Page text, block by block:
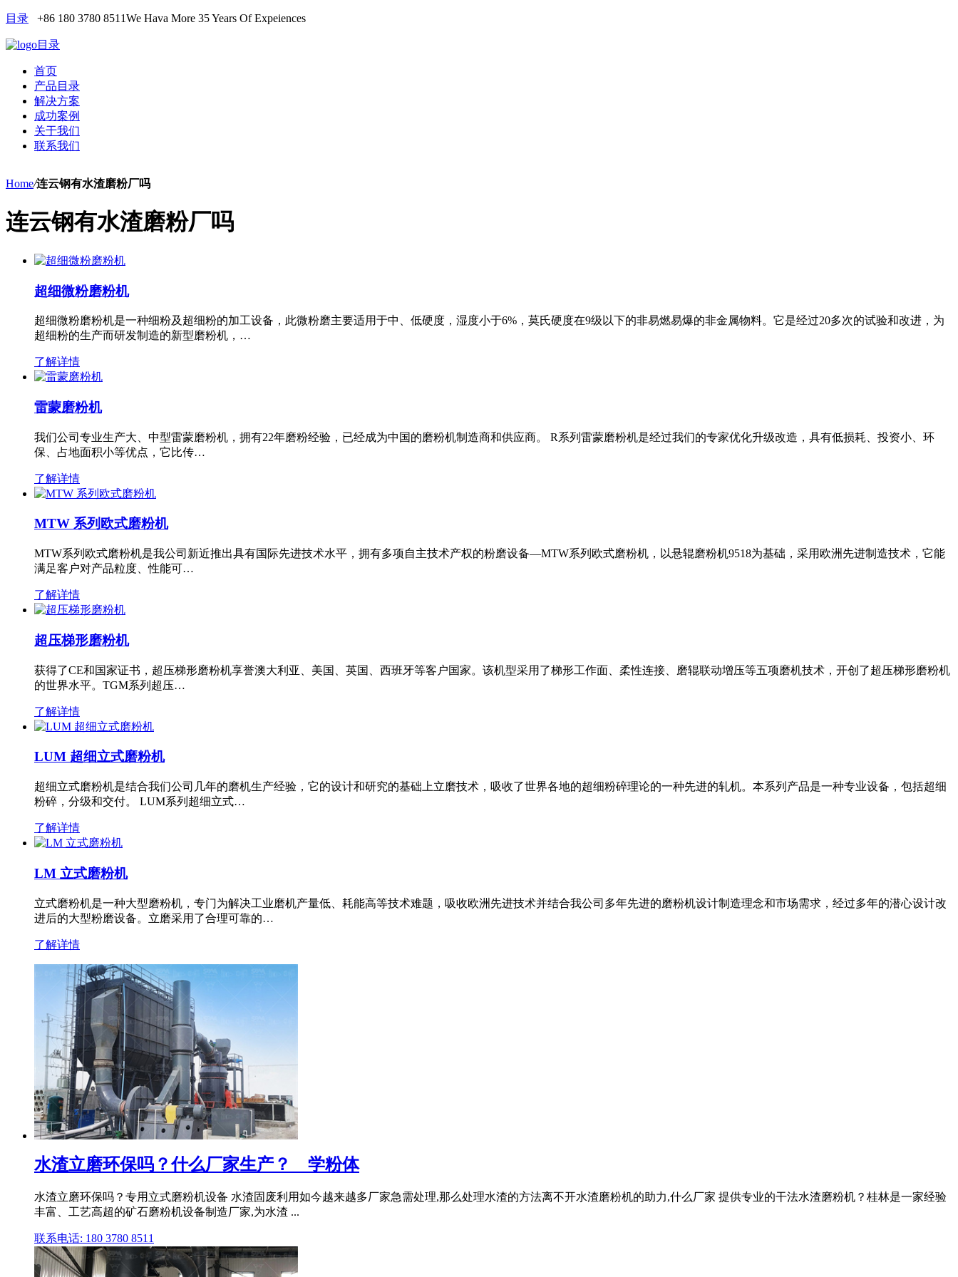
目录 +86 180 3780 8511We Hava More 35 Years Of Expeiences
目录
首页
产品目录
解决方案
成功案例
关于我们
联系我们
Home/连云钢有水渣磨粉厂吗
连云钢有水渣磨粉厂吗
超细微粉磨粉机
超细微粉磨粉机是一种细粉及超细粉的加工设备，此微粉磨主要适用于中、低硬度，湿度小于6%，莫氏硬度在9级以下的非易燃易爆的非金属物料。它是经过20多次的试验和改进，为
超细粉的生产而研发制造的新型磨粉机，…
了解详情
雷蒙磨粉机
我们公司专业生产大、中型雷蒙磨粉机，拥有22年磨粉经验，已经成为中国的磨粉机制造商和供应商。 R系列雷蒙磨粉机是经过我们的专家优化升级改造，具有低损耗、投资小、环
保、占地面积小等优点，它比传…
了解详情
MTW 系列欧式磨粉机
MTW系列欧式磨粉机是我公司新近推出具有国际先进技术水平，拥有多项自主技术产权的粉磨设备—MTW系列欧式磨粉机，以悬辊磨粉机9518为基础，采用欧洲先进制造技术，它能
满足客户对产品粒度、性能可…
了解详情
超压梯形磨粉机
获得了CE和国家证书，超压梯形磨粉机享誉澳大利亚、美国、英国、西班牙等客户国家。该机型采用了梯形工作面、柔性连接、磨辊联动增压等五项磨机技术，开创了超压梯形磨粉机
的世界水平。TGM系列超压…
了解详情
LUM 超细立式磨粉机
超细立式磨粉机是结合我们公司几年的磨机生产经验，它的设计和研究的基础上立磨技术，吸收了世界各地的超细粉碎理论的一种先进的轧机。本系列产品是一种专业设备，包括超细
粉碎，分级和交付。 LUM系列超细立式…
了解详情
LM 立式磨粉机
立式磨粉机是一种大型磨粉机，专门为解决工业磨机产量低、耗能高等技术难题，吸收欧洲先进技术并结合我公司多年先进的磨粉机设计制造理念和市场需求，经过多年的潜心设计改
进后的大型粉磨设备。立磨采用了合理可靠的…
了解详情
水渣立磨环保吗？什么厂家生产？ _ 学粉体
水渣立磨环保吗？专用立式磨粉机设备 水渣固废利用如今越来越多厂家急需处理,那么处理水渣的方法离不开水渣磨粉机的助力,什么厂家 提供专业的干法水渣磨粉机？桂林是一家经验
丰富、工艺高超的矿石磨粉机设备制造厂家,为水渣 ...
联系电话: 180 3780 8511